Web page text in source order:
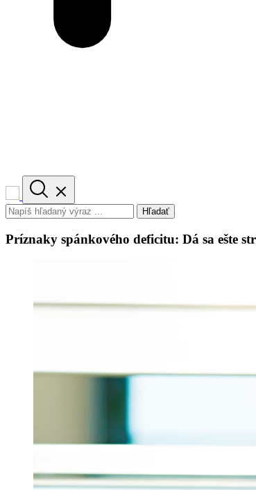
Hľadať
Príznaky spánkového deficitu: Dá sa ešte